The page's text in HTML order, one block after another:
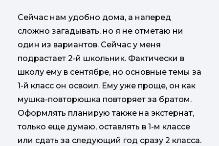
Сейчас нам удобно дома, а наперед
сложно загадывать, но я не отметаю ни
один из вариантов. Сейчас у меня
подрастает 2-й школьник. Фактически в
школу ему в сентябре, но основные темы за
1-й класс он освоил. Ему уже проще, он как
мушка-повторюшка повторяет за братом.
Оформлять планирую также на экстернат,
только еще думаю, оставлять в 1-м классе
или сдать за следующий год сразу 2 класса.